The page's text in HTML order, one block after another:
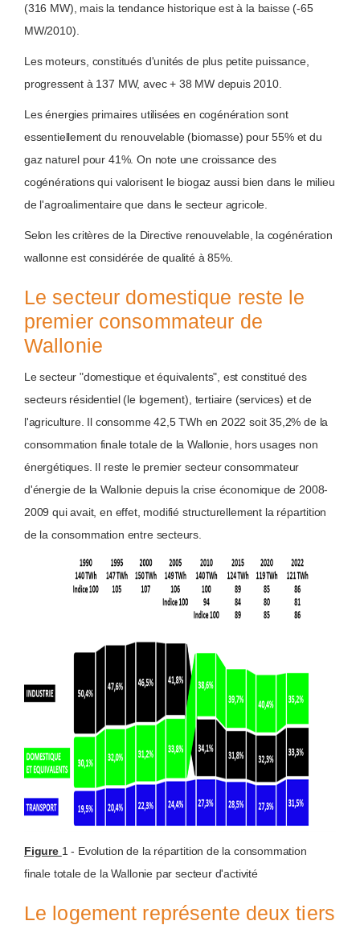
(316 MW), mais la tendance historique est à la baisse (-65
MW/2010).
Les moteurs, constitués d'unités de plus petite puissance,
progressent à 137 MW, avec + 38 MW depuis 2010.
Les énergies primaires utilisées en cogénération sont
essentiellement du renouvelable (biomasse) pour 55% et du
gaz naturel pour 41%. On note une croissance des
cogénérations qui valorisent le biogaz aussi bien dans le milieu
de l'agroalimentaire que dans le secteur agricole.
Selon les critères de la Directive renouvelable, la cogénération
wallonne est considérée de qualité à 85%.
Le secteur domestique reste le
premier consommateur de
Wallonie
Le secteur "domestique et équivalents", est constitué des
secteurs résidentiel (le logement), tertiaire (services) et de
l'agriculture. Il consomme 42,5 TWh en 2022 soit 35,2% de la
consommation finale totale de la Wallonie, hors usages non
énergétiques. Il reste le premier secteur consommateur
d'énergie de la Wallonie depuis la crise économique de 2008-
2009 qui avait, en effet, modifié structurellement la répartition
de la consommation entre secteurs.
Figure 1 - Evolution de la répartition de la consommation
finale totale de la Wallonie par secteur d'activité
Le logement représente deux tiers